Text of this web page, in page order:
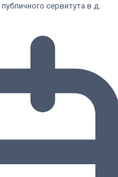
сервитута в д.